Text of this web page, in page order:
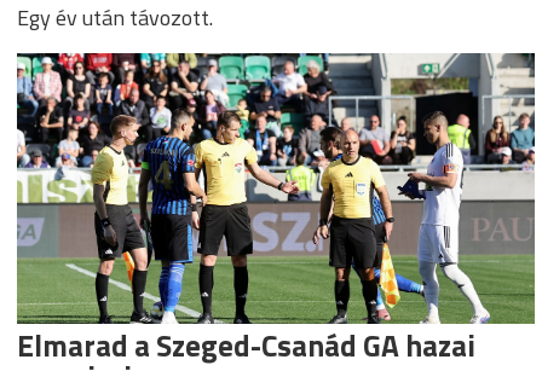
Egy év után távozott.
Elmarad a Szeged-Csanád GA hazai